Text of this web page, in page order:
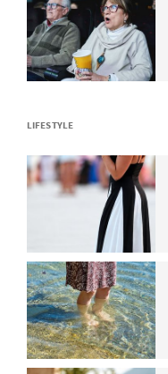
LIFESTYLE